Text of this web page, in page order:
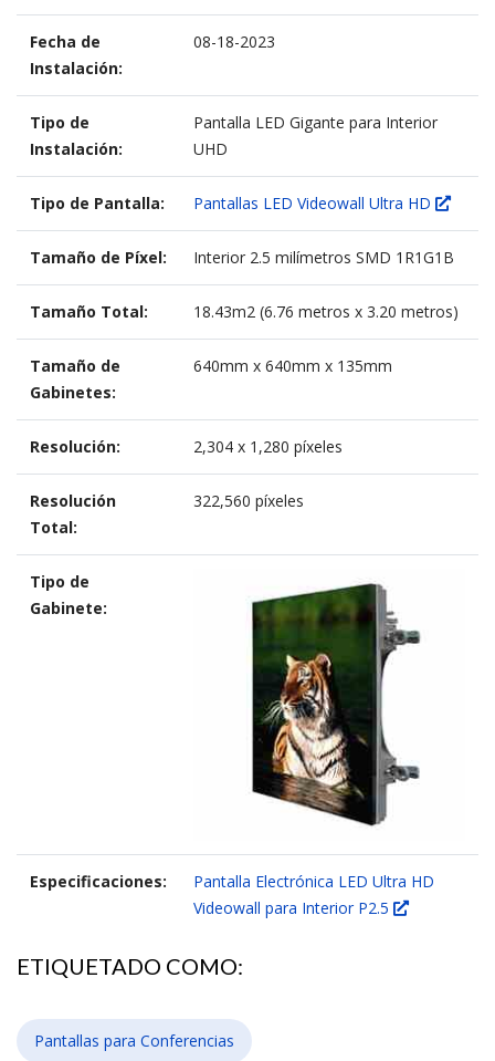
Fecha de
Instalación:
08-18-2023
Tipo de
Instalación:
Pantalla LED Gigante para Interior
UHD
Tipo de Pantalla: Pantallas LED Videowall Ultra HD
Tamaño de Píxel: Interior 2.5 milímetros SMD 1R1G1B
Tamaño Total: 18.43m2 (6.76 metros x 3.20 metros)
Tamaño de
Gabinetes:
640mm x 640mm x 135mm
Resolución: 2,304 x 1,280 píxeles
Resolución
Total:
322,560 píxeles
Tipo de
Gabinete:
Especificaciones:
Pantalla Electrónica LED Ultra HD
Videowall para Interior P2.5
ETIQUETADO COMO:
Pantallas para Conferencias